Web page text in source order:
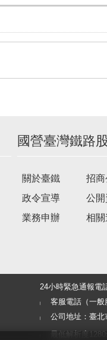
國營臺灣鐵路
關於臺鐵
政令宣導
業務申辦
招
公
相
24小時緊急通報電
客服電話（一般
公司地址：臺北
最低解析度